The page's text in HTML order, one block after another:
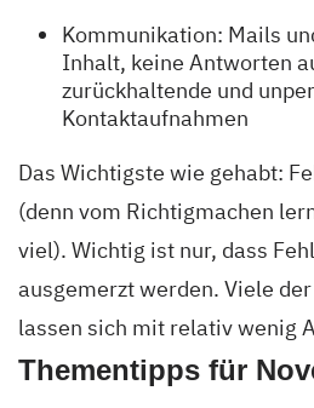
Kommunikation: Mails
Inhalt, keine Antworten
zurückhaltende und
Kontaktaufnahmen
Das Wichtigste wie gehabt:
(denn vom Richtigmachen
viel). Wichtig ist nur, dass
ausgemerzt werden. Viele
lassen sich mit relativ wenig
Thementipps für